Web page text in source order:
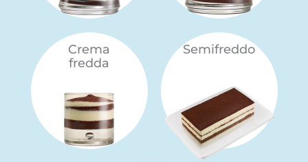
Crema
fredda
Semifreddo